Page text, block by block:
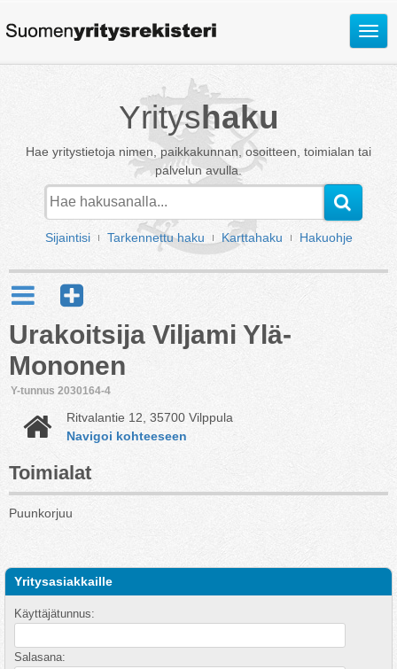
Avaa
Yrityshaku
Hae yritystietoja nimen, paikkakunnan, osoitteen, toimialan tai
palvelun avulla.
Sijaintisi Tarkennettu haku Karttahaku Hakuohje
Urakoitsija Viljami Ylä-
Mononen
Y-tunnus 2030164-4
Ritvalantie 12, 35700 Vilppula
Navigoi kohteeseen
Toimialat
Puunkorjuu
Yritysasiakkaille
Käyttäjätunnus:
Salasana: